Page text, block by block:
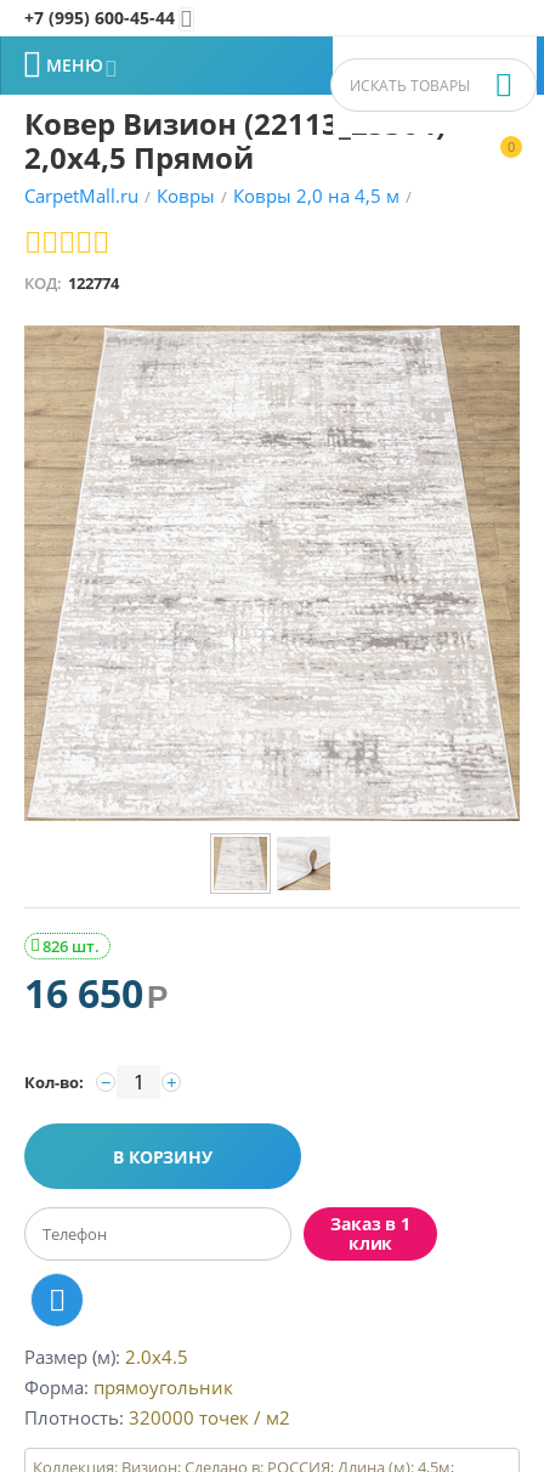
+7 (995) 600-45-44 
0


 МЕНЮ
Ковер Визион (22113_25364)
2,0х4,5 Прямой
CarpetMall.ru / Ковры / Ковры 2,0 на 4,5 м /
КОД: 122774
826 шт.

16 650Р
Кол-во: +
−
В КОРЗИНУ
Заказ в 1
клик
Размер (м) 2.0x4.5
Форма прямоугольник
Плотность 320000 точек / м2
Коллекция: Визион; Сделано в: РОССИЯ; Длина (м): 4,5м;